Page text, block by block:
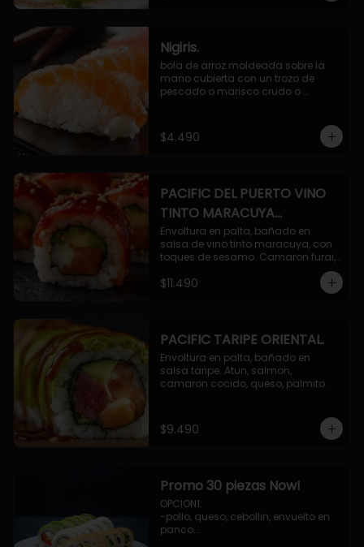
Nigiris.
bola de arroz moldeada sobre la
mano cubierta con un trozo de
pescado o marisco crudo o
$4.490
PACIFIC DEL PUERTO VINO
TINTO MARACUYA
ORIENTAL.
Envoltura en palta, bañado en
salsa de vino tinto maracuya, con
toques de sesamo. Camaron furai,
$11.490
PACIFIC TARIPE ORIENTAL.
Envoltura en palta, bañado en
salsa taripe. Atun, salmon,
camaron cocido, queso, palmito.
$9.490
Promo 30 piezas Now!
OPCION1:
-pollo, queso, cebollin, envuelto en
panco.